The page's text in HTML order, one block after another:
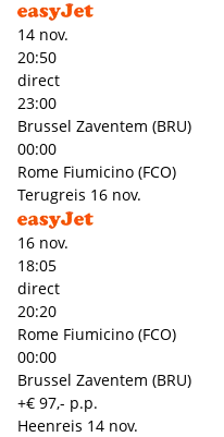
14 nov.
20:50
direct
23:00
Brussel Zaventem (BRU)
00:00
Rome Fiumicino (FCO)
Terugreis 16 nov.
16 nov.
18:05
direct
20:20
Rome Fiumicino (FCO)
00:00
Brussel Zaventem (BRU)
+€ 97,- p.p.
Heenreis 14 nov.